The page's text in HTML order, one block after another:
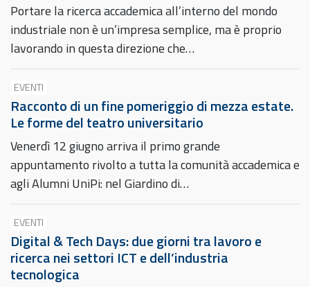
Portare la ricerca accademica all’interno del mondo
industriale non è un’impresa semplice, ma è proprio
lavorando in questa direzione che…
EVENTI
Racconto di un fine pomeriggio di mezza estate.
Le forme del teatro universitario
Venerdì 12 giugno arriva il primo grande
appuntamento rivolto a tutta la comunità accademica e
agli Alumni UniPi: nel Giardino di…
EVENTI
Digital & Tech Days: due giorni tra lavoro e
ricerca nei settori ICT e dell’industria
tecnologica